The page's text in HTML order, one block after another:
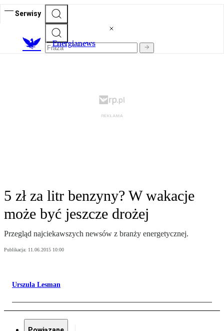
Serwisy
Energianews
5 zł za litr benzyny? W wakacje
może być jeszcze drożej
Przegląd najciekawszych newsów z branży energetycznej.
Publikacja: 11.06.2015 10:00
Urszula Lesman